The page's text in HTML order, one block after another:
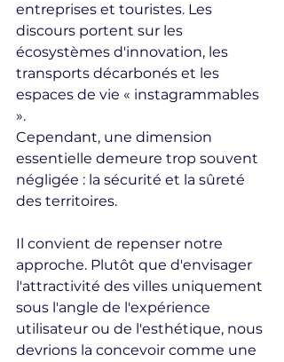
entreprises et touristes. Les
discours portent sur les
écosystèmes d'innovation, les
transports décarbonés et les
espaces de vie « instagrammables
».
Cependant, une dimension
essentielle demeure trop souvent
négligée : la sécurité et la sûreté
des territoires.
Il convient de repenser notre
approche. Plutôt que d'envisager
l'attractivité des villes uniquement
sous l'angle de l'expérience
utilisateur ou de l'esthétique, nous
devrions la concevoir comme une